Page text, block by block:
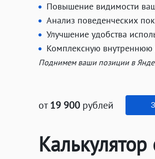
Повышение видимости
Анализ поведенческих
Улучшение удобства
Комплексную
Поднимем ваши позиции в
от19 900 рублей